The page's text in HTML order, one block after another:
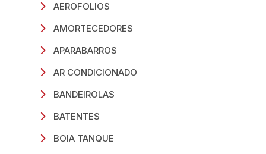
AEROFOLIOS
AMORTECEDORES
APARABARROS
AR CONDICIONADO
BANDEIROLAS
BATENTES
BOIA TANQUE